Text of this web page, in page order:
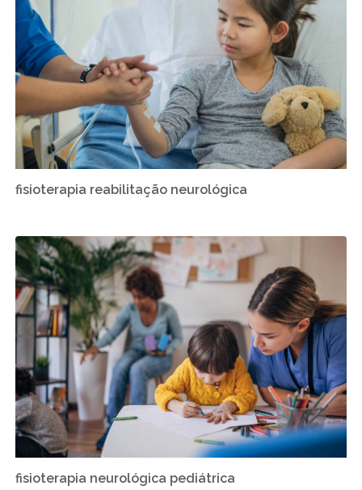
fisioterapia reabilitação neurológica
fisioterapia neurológica pediátrica